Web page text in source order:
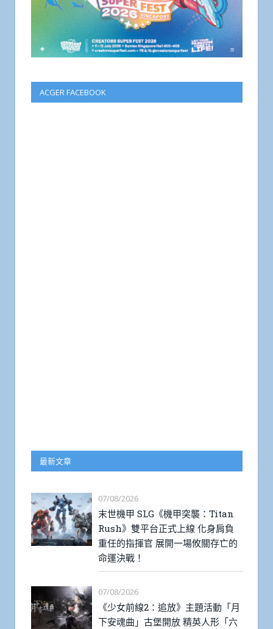
ACGER FACEBOOK
最新文章
07/08/2026
末世機甲 SLG《機甲突襲：Titan
Rush》雙平台正式上線 化身肩負
重任的指揮官 展開一場攸關存亡的
命運決戰！
07/08/2026
《少女前線2：追放》主題活動「月
下安魂曲」古堡開放 精英人形「六